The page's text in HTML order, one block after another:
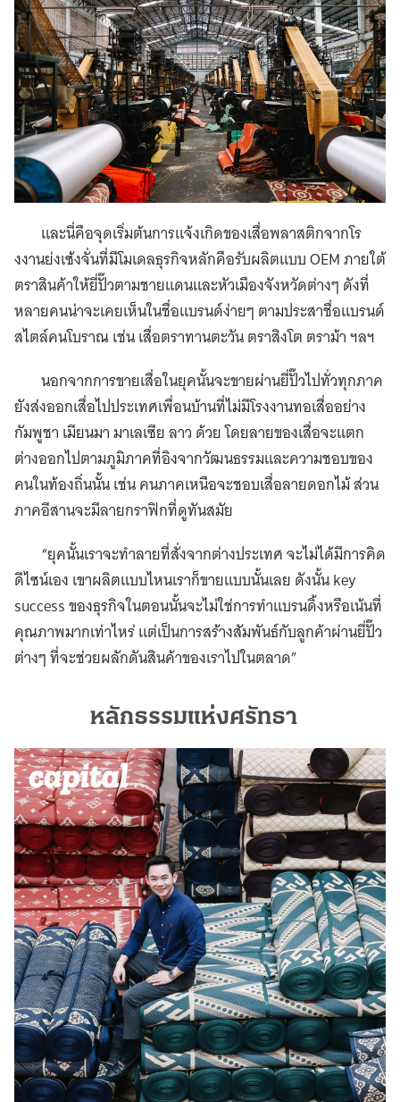
และนี่คือจุดเริ่มต้นการแจ้งเกิดของเสื่อพลาสติกจากโร
งงานย่งเซ้งจั่นที่มีโมเดลธุรกิจหลักคือรับผลิตแบบ OEM ภายใต้
ตราสินค้าให้ยี่ปั๊วตามชายแดนและหัวเมืองจังหวัดต่างๆ ดังที่
หลายคนน่าจะเคยเห็นในชื่อแบรนด์ง่ายๆ ตามประสาชื่อแบรนด์
สไตล์คนโบราณ เช่น เสื่อตราทานตะวัน ตราสิงโต ตราม้า ฯลฯ
นอกจากการขายเสื่อในยุคนั้นจะขายผ่านยี่ปั๊วไปทั่วทุกภาค
ยังส่งออกเสื่อไปประเทศเพื่อนบ้านที่ไม่มีโรงงานทอเสื่ออย่าง
กัมพูชา เมียนมา มาเลเซีย ลาว ด้วย โดยลายของเสื่อจะแตก
ต่างออกไปตามภูมิภาคที่อิงจากวัฒนธรรมและความชอบของ
คนในท้องถิ่นนั้น เช่น คนภาคเหนือจะชอบเสื่อลายดอกไม้ ส่วน
ภาคอีสานจะมีลายกราฟิกที่ดูทันสมัย
“ยุคนั้นเราจะทำลายที่สั่งจากต่างประเทศ จะไม่ได้มีการคิด
ดีไซน์เอง เขาผลิตแบบไหนเราก็ขายแบบนั้นเลย ดังนั้น key
success ของธุรกิจในตอนนั้นจะไม่ใช่การทำแบรนดิ้งหรือเน้นที่
คุณภาพมากเท่าไหร่ แต่เป็นการสร้างสัมพันธ์กับลูกค้าผ่านยี่ปั๊ว
ต่างๆ ที่จะช่วยผลักดันสินค้าของเราไปในตลาด”
หลักธรรมแห่งศรัทธา